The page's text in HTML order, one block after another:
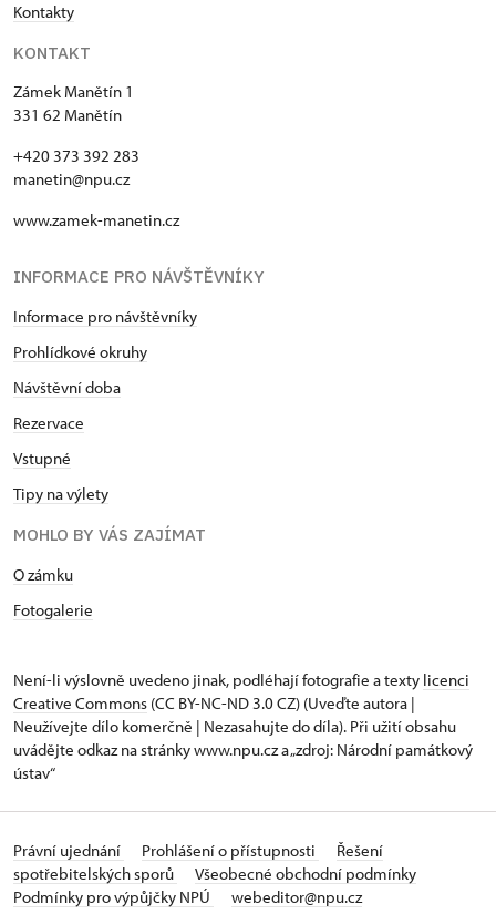
Kontakty
KONTAKT
Zámek Manětín 1
331 62 Manětín
+420 373 392 283
manetin@npu.cz
www.zamek-manetin.cz
INFORMACE PRO NÁVŠTĚVNÍKY
Informace pro návštěvníky
Prohlídkové okruhy
Návštěvní doba
Rezervace
Vstupné
Tipy na výlety
MOHLO BY VÁS ZAJÍMAT
O zámku
Fotogalerie
Není-li výslovně uvedeno jinak, podléhají fotografie a texty licenci
Creative Commons (CC BY-NC-ND 3.0 CZ) (Uveďte autora |
Neužívejte dílo komerčně | Nezasahujte do díla). Při užití obsahu
uvádějte odkaz na stránky www.npu.cz a „zdroj: Národní památkový
ústav“
Právní ujednání Prohlášení o přístupnosti
Řešení
spotřebitelských sporů
Všeobecné obchodní podmínky
Podmínky pro výpůjčky NPÚ
webeditor@npu.cz